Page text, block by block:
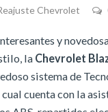
Chevrolet
y
la Chevrolet
sistema de
cuenta con la